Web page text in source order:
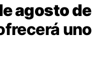
agosto de
uno